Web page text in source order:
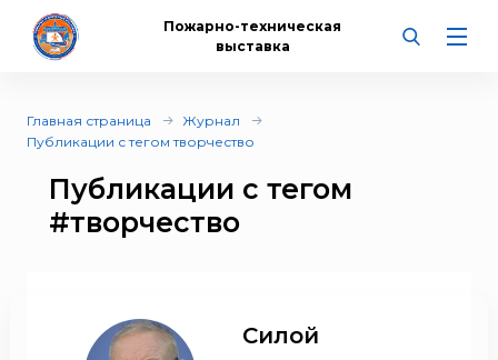
Пожарно-техническая
выставка
Главная страница
Журнал
Публикации с тегом творчество
Публикации с тегом
#творчество
Силой